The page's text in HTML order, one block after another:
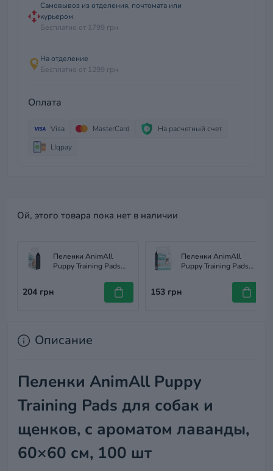
Самовывоз из отделения, почтомата или
курьером
Бесплатно от 1799 грн
На отделение
Бесплатно от 1299 грн
Оплата
Visa MasterCard
На расчетный счет
LIqpay
Ой, этого товара пока нет в наличии
Пеленки AnimAll
Puppy Training Pads
60 х 60 см, 10 штук
204 грн
Пеленки AnimAll
Puppy Training Pads
60×45 см, 10 штук
153 грн
Описание
Пеленки AnimAll Puppy
Training Pads для собак и
щенков, с ароматом лаванды,
60×60 см, 100 шт